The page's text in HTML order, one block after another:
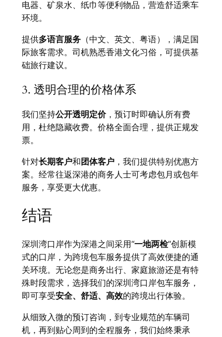
电器、矿泉水、纸巾等便利物品，营造舒适乘车
环境。
提供多语言服务（中文、英文、粤语），满足国
际旅客需求。司机熟悉香港文化习俗，可提供基
础旅行建议。
3. 透明合理的价格体系
我们坚持公开透明定价，预订时即确认所有费
用，杜绝隐藏收费。价格全面合理，提供正规发
票。
针对长期客户和团体客户，我们提供特别优惠方
案。经常往返深港的商务人士可考虑包月或包年
服务，享受更大优惠。
结语
深圳湾口岸作为深港之间采用“一地两检”创新模
式的口岸，为跨境包车服务提供了高效便捷的通
关环境。无论您是商务出行、家庭旅游还是有特
殊时段需求，选择我们的深圳湾口岸包车服务，
即可享受安全、舒适、高效的跨境出行体验。
从细致入微的预订咨询，到专业规范的车辆司
机，再到贴心周到的全程服务，我们始终秉承